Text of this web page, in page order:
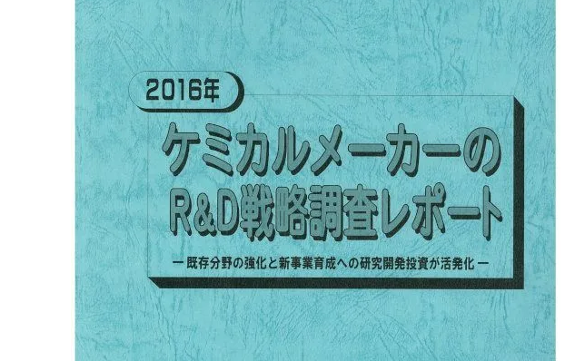
リセット
Beauty & Cosmetics
スキンケア
メイクアップ
ヘアケア
敏感肌・アトピー
原料・素材
美容室・サロン
海外
男性
美容食品
その他
Health & Food
加工食品
飲料
乳製品
菓子
ＰＢＦ
冷食
業務用
食品添加物
R&D
海外
通販
サプリ
女性・フェムケア
オーラル
生活習慣
介護
機能性原料・素材
その他
Pharmaceuticals & Medical
患者調査
ドクター調査
モダリティ
精神神経
呼吸器・免疫
骨・関節
循環器・代謝
泌尿器・婦人
デジタル・Dtx
その他
Chemical & Life Sciences
ファイン・スペシャリティ・原料
プラスチック・容器・包装材
農薬・農業資材
電子材料
自動車
ライフサイエンス
CDMO
戦略
海外